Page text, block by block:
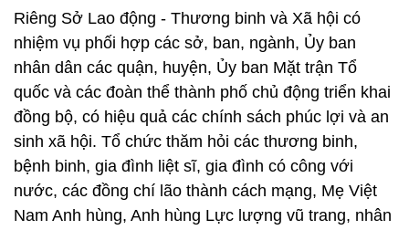
Riêng Sở Lao động - Thương binh và Xã hội có
nhiệm vụ phối hợp các sở, ban, ngành, Ủy ban
nhân dân các quận, huyện, Ủy ban Mặt trận Tổ
quốc và các đoàn thể thành phố chủ động triển khai
đồng bộ, có hiệu quả các chính sách phúc lợi và an
sinh xã hội. Tổ chức thăm hỏi các thương binh,
bệnh binh, gia đình liệt sĩ, gia đình có công với
nước, các đồng chí lão thành cách mạng, Mẹ Việt
Nam Anh hùng, Anh hùng Lực lượng vũ trang, nhân